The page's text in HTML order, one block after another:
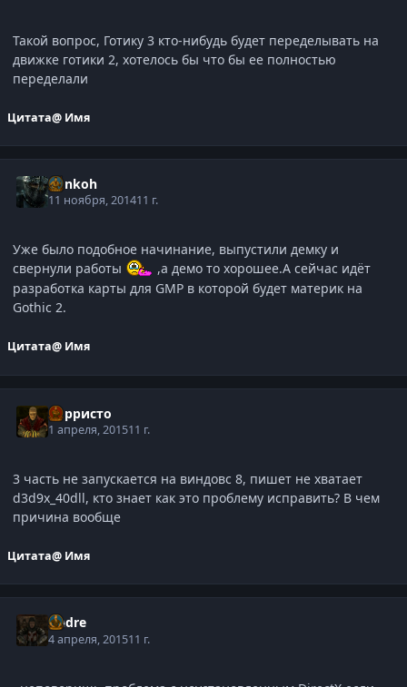
Такой вопрос, Готику 3 кто-нибудь будет переделывать на
движке готики 2, хотелось бы что бы ее полностью
переделали
Цитата@ Имя
honkoh
11 ноября, 201411 г.
Уже было подобное начинание, выпустили демку и
свернули работы
,а демо то хорошее.А сейчас идёт
разработка карты для GMP в которой будет материк на
Gothic 2.
Цитата@ Имя
Корристо
1 апреля, 201511 г.
3 часть не запускается на виндовс 8, пишет не хватает
d3d9x_40dll, кто знает как это проблему исправить? В чем
причина вообще
Цитата@ Имя
Andre
4 апреля, 201511 г.